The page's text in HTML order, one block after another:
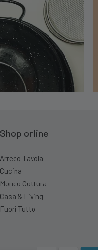
Shop online
Arredo Tavola
Cucina
Mondo Cottura
Casa & Living
Fuori Tutto